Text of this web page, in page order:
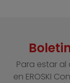
Para estar
en EROSKI